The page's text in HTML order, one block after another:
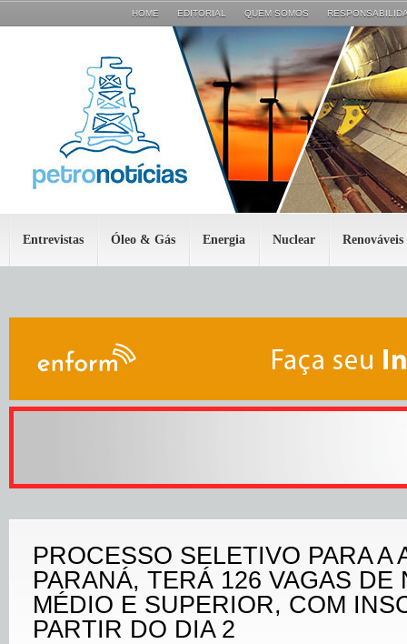
HOME EDITORIAL QUEM SOMOS
Entrevistas Óleo & Gás Energia Nuclear Renováveis
PROCESSO SELETIVO PARA A
PARANÁ, TERÁ 126 VAGAS DE
MÉDIO E SUPERIOR, COM
PARTIR DO DIA 2